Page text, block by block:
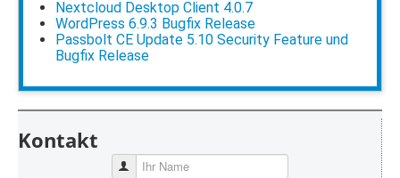
Nextcloud Desktop Client 4.0.7
WordPress 6.9.3 Bugfix Release
Passbolt CE Update 5.10 Security Feature und
Bugfix Release
Kontakt